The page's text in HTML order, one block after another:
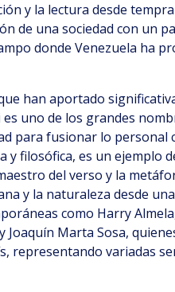
y la lectura desde
de una sociedad con un
donde Venezuela ha
han aportado
uno de los grandes
para fusionar lo personal
y filosófica, es un ejemplo
del verso y la
y la naturaleza desde
como Harry
Marta Sosa,
representando variadas